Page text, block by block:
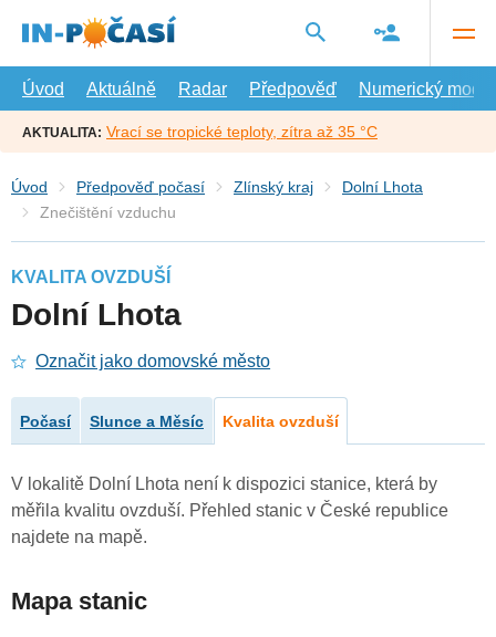
hlavní
Úvod
Aktuálně Radar Předpověď Numerický model
AKTUALITA: Vrací se tropické teploty, zítra až 35 °C
Úvod Předpověď počasí Zlínský kraj
Dolní Lhota
Znečištění vzduchu
KVALITA OVZDUŠÍ
Dolní Lhota
Označit jako domovské město
Počasí Slunce a Měsíc Kvalita ovzduší
V lokalitě Dolní Lhota není k dispozici stanice, která by
měřila kvalitu ovzduší. Přehled stanic v České republice
najdete na mapě.
Mapa stanic